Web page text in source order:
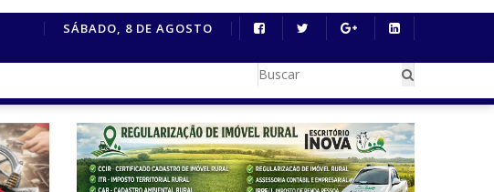
Unir vai ofertar oito novos cursos... Motociclista morre após colisão
SÁBADO, 8 DE AGOSTO